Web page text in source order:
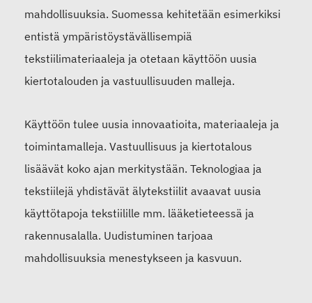
mahdollisuuksia. Suomessa kehitetään esimerkiksi
entistä ympäristöystävällisempiä
tekstiilimateriaaleja ja otetaan käyttöön uusia
kiertotalouden ja vastuullisuuden malleja.
Käyttöön tulee uusia innovaatioita, materiaaleja ja
toimintamalleja. Vastuullisuus ja kiertotalous
lisäävät koko ajan merkitystään. Teknologiaa ja
tekstiilejä yhdistävät älytekstiilit avaavat uusia
käyttötapoja tekstiilille mm. lääketieteessä ja
rakennusalalla. Uudistuminen tarjoaa
mahdollisuuksia menestykseen ja kasvuun.